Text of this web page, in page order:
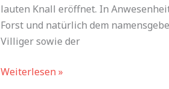
lauten Knall eröffnet. In
Forst und natürlich dem
Villiger sowie der
Weiterlesen »